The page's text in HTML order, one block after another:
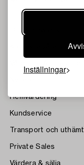
Inställningar
Kontakta våra
Hemvärdering
Kundservice
Transport och
Private Sales
Värdera & sälja